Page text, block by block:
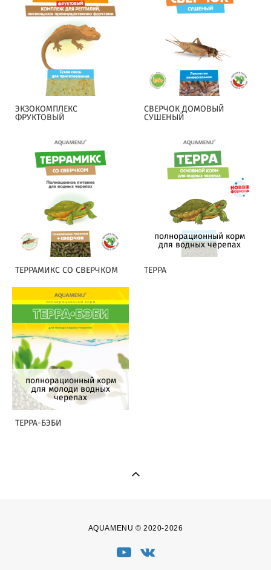
ЭКЗОКОМПЛЕКС
ФРУКТОВЫЙ
СВЕРЧОК ДОМОВЫЙ
СУШЕНЫЙ
ТЕРРАМИКС СО СВЕРЧКОМ
полнорационный корм
для водных черепах
ТЕРРА
полнорационный корм
для молоди водных
черепах
ТЕРРА-БЭБИ
AQUAMENU © 2020-2026